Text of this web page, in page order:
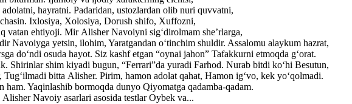
hayratni. Padaridan, ustozlardan olib nuri quvvatni,
Ixlosiya, Xolosiya, Dorush shifo, Xuffozni,
vatan ehtiyoji. Mir Alisher Navoiyni sig‘dirolmam she’rlarga,
yetsin, ilohim, Yaratgandan o‘tinchim shuldir. Assalomu alaykum hazrat,
do‘ndi osuda hayot. Siz kashf etgan “oynai jahon” Tafakkurni etmoqda g‘orat.
shim kiyadi bugun, “Ferrari”da yuradi Farhod. Nurab bitdi ko‘hi Besutun,
bitta Alisher. Pirim, hamon adolat qahat, Hamon ig‘vo, kek yo‘qolmadi.
Yaqinlashib bormoqda dunyo Qiyomatga qadamba-qadam.
Navoiy asarlari asosida testlar Oybek va...